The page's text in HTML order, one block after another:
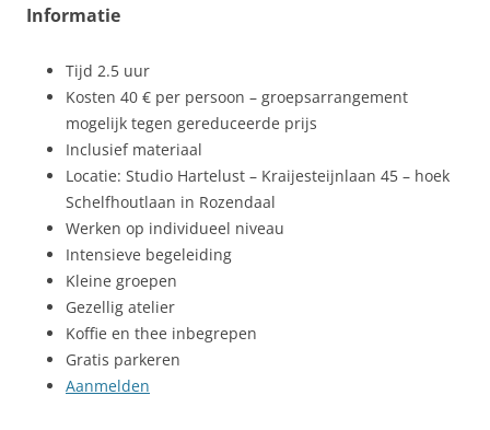
Informatie
Tijd 2.5 uur
Kosten 40 € per persoon – groepsarrangement
mogelijk tegen gereduceerde prijs
Inclusief materiaal
Locatie: Studio Hartelust – Kraijesteijnlaan 45 – hoek
Schelfhoutlaan in Rozendaal
Werken op individueel niveau
Intensieve begeleiding
Kleine groepen
Gezellig atelier
Koffie en thee inbegrepen
Gratis parkeren
Aanmelden